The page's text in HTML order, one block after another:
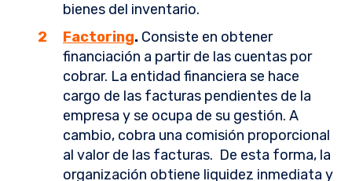
bienes del inventario.
Factoring. Consiste en obtener
financiación a partir de las cuentas por
cobrar. La entidad financiera se hace
cargo de las facturas pendientes de la
empresa y se ocupa de su gestión. A
cambio, cobra una comisión proporcional
al valor de las facturas. De esta forma, la
organización obtiene liquidez inmediata y